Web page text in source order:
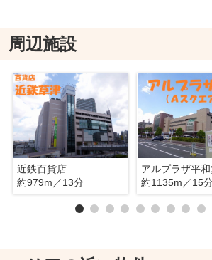
周辺施設
近鉄百貨店
約979m／13分
アルプラザ平
約1135m／15